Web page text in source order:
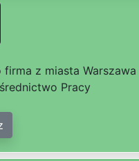
firma z miasta Warszawa
Pracy